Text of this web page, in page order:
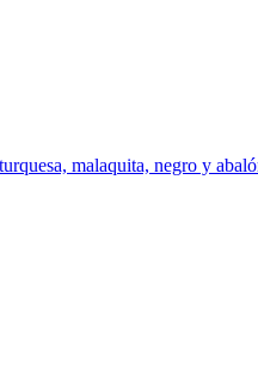
malaquita, negro y